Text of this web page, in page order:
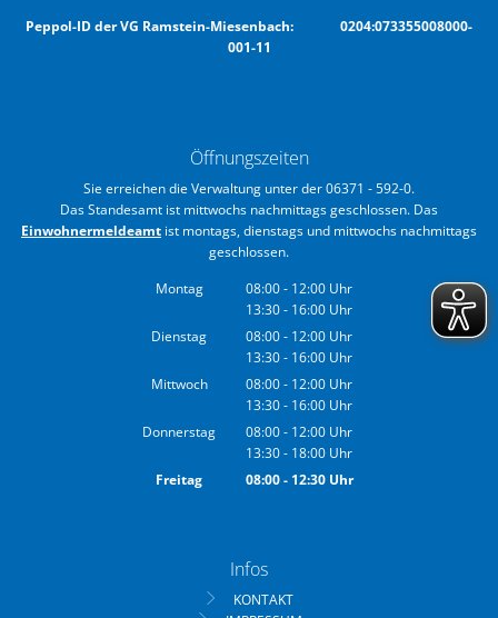
Peppol-ID der VG Ramstein-Miesenbach: 0204:073355008000-
001-11
Öffnungszeiten
Sie erreichen die Verwaltung unter der 06371 - 592-0.
Das Standesamt ist mittwochs nachmittags geschlossen. Das
Einwohnermeldeamt ist montags, dienstags und mittwochs nachmittags
geschlossen.
Montag
08:00- 12:00 Uhr
Von 08:00 bis 12:00 Uhr
13:30- 16:00 Uhr
Von 13:30 bis 16:00 Uhr
Dienstag 08:00- 12:00 Uhr
Von 08:00 bis 12:00 Uhr
13:30- 16:00 Uhr
Von 13:30 bis 16:00 Uhr
Mittwoch 08:00- 12:00 Uhr
Von 08:00 bis 12:00 Uhr
13:30- 16:00 Uhr
Von 13:30 bis 16:00 Uhr
Donnerstag 08:00- 12:00 Uhr
Von 08:00 bis 12:00 Uhr
13:30- 18:00 Uhr
Von 13:30 bis 18:00 Uhr
Freitag 08:00- 12:30Uhr
Infos
KONTAKT